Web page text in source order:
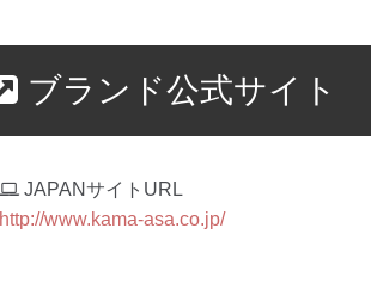
ブランド公式サイト
JAPANサイトURL
http://www.kama-asa.co.jp/